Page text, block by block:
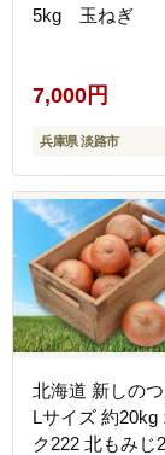
5kg 玉ねぎ
7,000円
兵庫県 淡路市
北海道 新しの
Lサイズ 約20kg
ク222 北もみじ